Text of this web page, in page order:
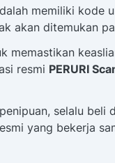
memiliki kode
akan ditemukan
memastikan
resmi PERURI
selalu beli
yang bekerja